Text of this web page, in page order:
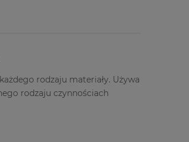
rodzaju materiały. Używa
rodzaju czynnościach